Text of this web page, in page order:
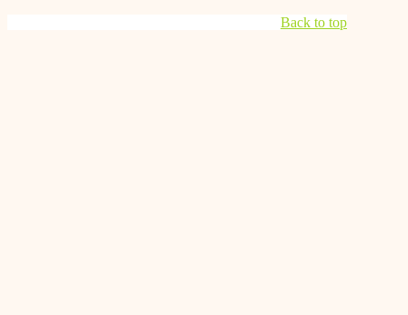
Back to top